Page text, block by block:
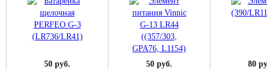
50 руб. 50 руб. 80